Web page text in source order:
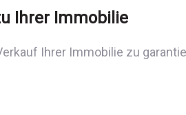
Ihrer Immobilie
Ihrer Immobilie zu